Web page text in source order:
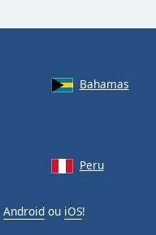
Bahamas
Peru
Android ou iOS!